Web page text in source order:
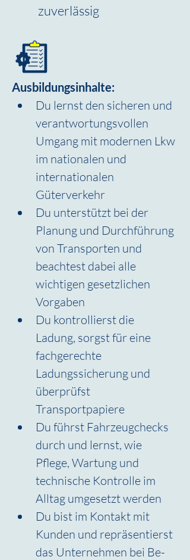
zuverlässig
Ausbildungsinhalte:
Du lernst den sicheren und
verantwortungsvollen
Umgang mit modernen Lkw
im nationalen und
internationalen
Güterverkehr
Du unterstützt bei der
Planung und Durchführung
von Transporten und
beachtest dabei alle
wichtigen gesetzlichen
Vorgaben
Du kontrollierst die
Ladung, sorgst für eine
fachgerechte
Ladungssicherung und
überprüfst
Transportpapiere
Du führst Fahrzeugchecks
durch und lernst, wie
Pflege, Wartung und
technische Kontrolle im
Alltag umgesetzt werden
Du bist im Kontakt mit
Kunden und repräsentierst
das Unternehmen bei Be-